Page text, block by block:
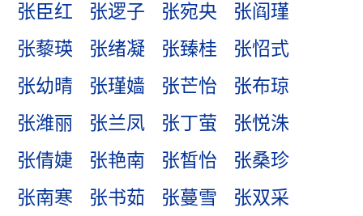
张臣红
张逻子 张宛央
张阎瑾
张藜瑛
张绪凝 张臻桂
张怊式
张幼晴
张瑾嫱 张芒怡
张布琼
张潍丽
张兰凤 张丁萤
张悦洙
张倩婕
张艳南 张皙怡
张桑珍
张南寒
张书茹 张蔓雪
张双采